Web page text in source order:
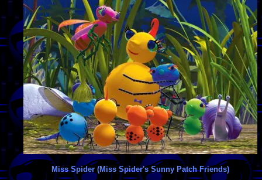
Miss Spider (Miss Spider's Sunny Patch Friends)